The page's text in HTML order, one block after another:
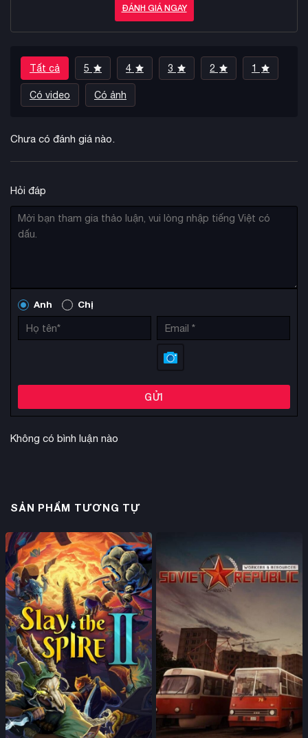
ĐÁNH GIÁ NGAY
Tất cả 5 4 3 2 1
Có video Có ảnh
Chưa có đánh giá nào.
Hỏi đáp
Anh Chị
GỬI
Không có bình luận nào
SẢN PHẨM TƯƠNG TỰ